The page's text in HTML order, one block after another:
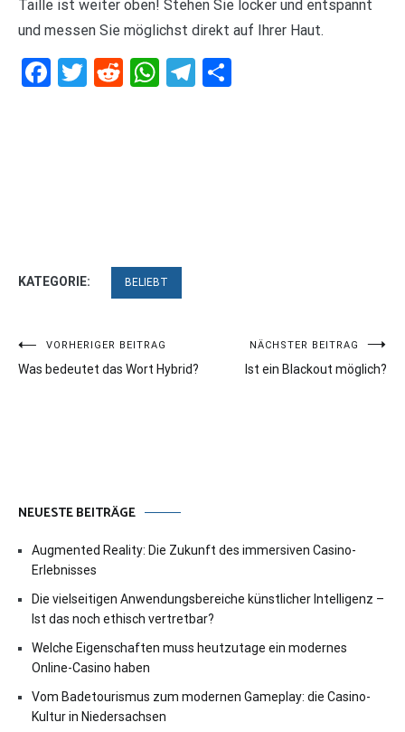
Taille ist weiter oben! Stehen Sie locker und entspannt
und messen Sie möglichst direkt auf Ihrer Haut.
Facebook
Twitter
RedditWhatsApp
Telegram
KATEGORIE: BELIEBT
Beitragsnavigation
VORHERIGER BEITRAG
Was bedeutet das Wort Hybrid?
NÄCHSTER BEITRAG
Ist ein Blackout möglich?
NEUESTE BEITRÄGE
Augmented Reality: Die Zukunft des immersiven Casino-
Erlebnisses
Die vielseitigen Anwendungsbereiche künstlicher Intelligenz –
Ist das noch ethisch vertretbar?
Welche Eigenschaften muss heutzutage ein modernes
Online-Casino haben
Vom Badetourismus zum modernen Gameplay: die Casino-
Kultur in Niedersachsen